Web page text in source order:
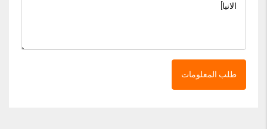
طلب المعلومات